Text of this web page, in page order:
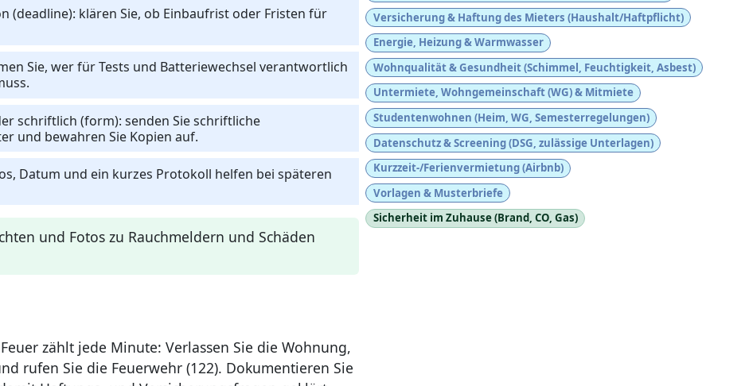
(deadline): klären Sie, ob Einbaufrist oder Fristen für
Sie, wer für Tests und Batteriewechsel verantwortlich
schriftlich (form): senden Sie schriftliche
und bewahren Sie Kopien auf.
Datum und ein kurzes Protokoll helfen bei späteren
und Fotos zu Rauchmeldern und Schäden
zählt jede Minute: Verlassen Sie die Wohnung,
rufen Sie die Feuerwehr (122). Dokumentieren Sie
Versicherung & Haftung des Mieters (Haushalt/Haftpflicht)
Energie, Heizung & Warmwasser
Wohnqualität & Gesundheit (Schimmel, Feuchtigkeit, Asbest)
Untermiete, Wohngemeinschaft (WG) & Mitmiete
Studentenwohnen (Heim, WG, Semesterregelungen)
Datenschutz & Screening (DSG, zulässige Unterlagen)
Kurzzeit-/Ferienvermietung (Airbnb)
Vorlagen & Musterbriefe
Sicherheit im Zuhause (Brand, CO, Gas)